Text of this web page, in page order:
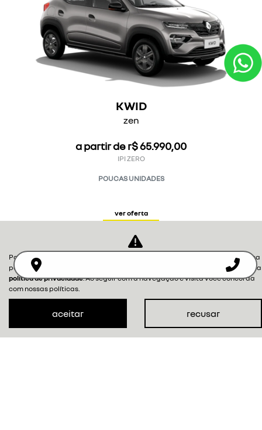
KWID
zen
a partir de r$ 65.990,00
IPI ZERO
POUCAS UNIDADES
ver oferta
Para otimizar sua experiência durante a navegação, fazemos uso de nossa
política de cookies e para proteger seus dados pessoais respeitamos nossa
política de privacidade. Ao seguir com a navegação e visita você concorda
com nossas políticas.
aceitar recusar